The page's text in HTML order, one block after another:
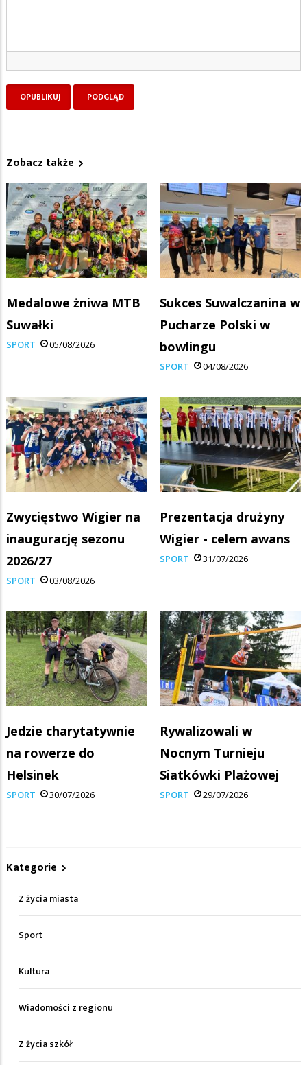
Zobacz także
Medalowe żniwa MTB
Suwałki
SPORT 05/08/2026
Sukces Suwalczanina w
Pucharze Polski w
bowlingu
SPORT 04/08/2026
Zwycięstwo Wigier na
inaugurację sezonu
2026/27
SPORT 03/08/2026
Prezentacja drużyny
Wigier - celem awans
SPORT 31/07/2026
Jedzie charytatywnie
na rowerze do
Helsinek
SPORT 30/07/2026
Rywalizowali w
Nocnym Turnieju
Siatkówki Plażowej
SPORT 29/07/2026
Kategorie
Z życia miasta
Sport
Kultura
Wiadomości z regionu
Z życia szkół